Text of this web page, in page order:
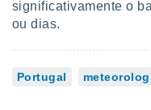
significativamente o
ou dias.
Portugal